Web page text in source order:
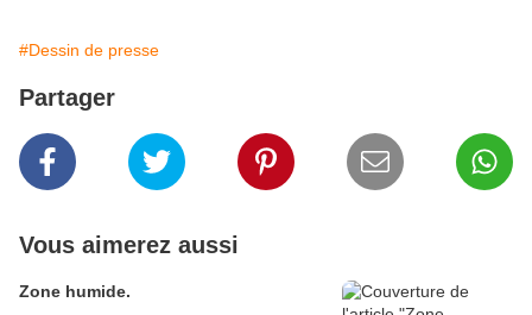
#Dessin de presse
Partager
Vous aimerez aussi
Zone humide.